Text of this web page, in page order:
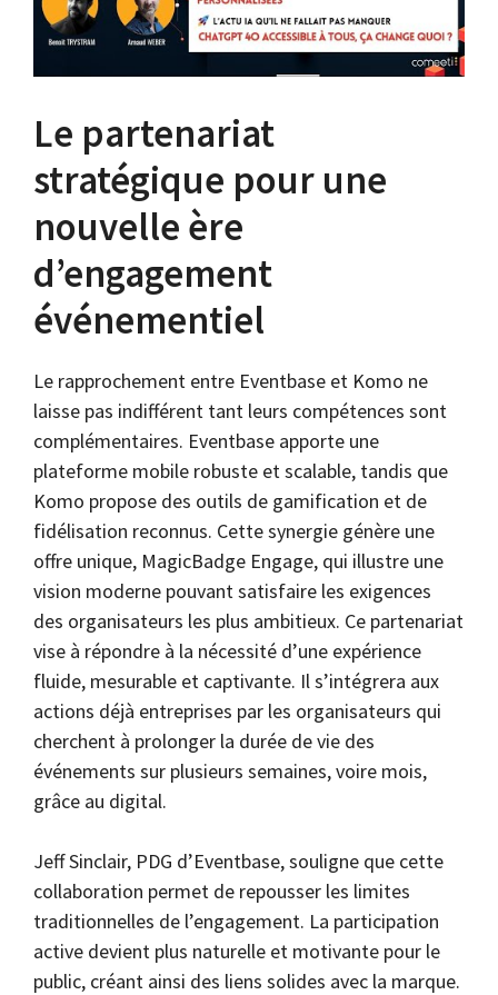
Le partenariat
stratégique pour une
nouvelle ère
d’engagement
événementiel
Le rapprochement entre Eventbase et Komo ne
laisse pas indifférent tant leurs compétences sont
complémentaires. Eventbase apporte une
plateforme mobile robuste et scalable, tandis que
Komo propose des outils de gamification et de
fidélisation reconnus. Cette synergie génère une
offre unique, MagicBadge Engage, qui illustre une
vision moderne pouvant satisfaire les exigences
des organisateurs les plus ambitieux. Ce partenariat
vise à répondre à la nécessité d’une expérience
fluide, mesurable et captivante. Il s’intégrera aux
actions déjà entreprises par les organisateurs qui
cherchent à prolonger la durée de vie des
événements sur plusieurs semaines, voire mois,
grâce au digital.
Jeff Sinclair, PDG d’Eventbase, souligne que cette
collaboration permet de repousser les limites
traditionnelles de l’engagement. La participation
active devient plus naturelle et motivante pour le
public, créant ainsi des liens solides avec la marque.